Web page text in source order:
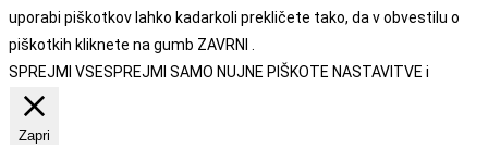
uporabi piškotkov lahko kadarkoli prekličete tako, da v obvestilu o
piškotkih kliknete na gumb ZAVRNI .
SPREJMI VSESPREJMI SAMO NUJNE PIŠKOTE NASTAVITVE i
Zapri